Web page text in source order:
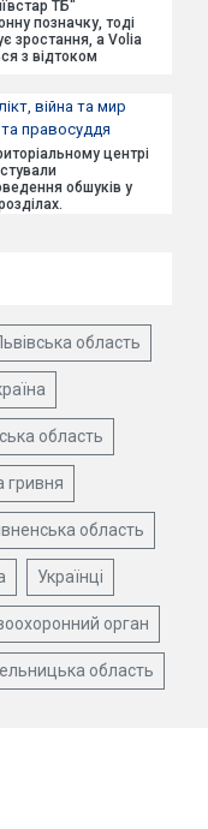
ТБ"
позначку, тоді
зростання, а Volia
з відтоком
війна та мир
правосуддя
центрі
обшуків у
область
область
гривня
область
Українці
орган
область